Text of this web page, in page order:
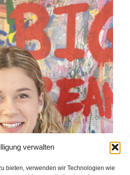
verwalten
bieten, verwenden wir Technologien wie